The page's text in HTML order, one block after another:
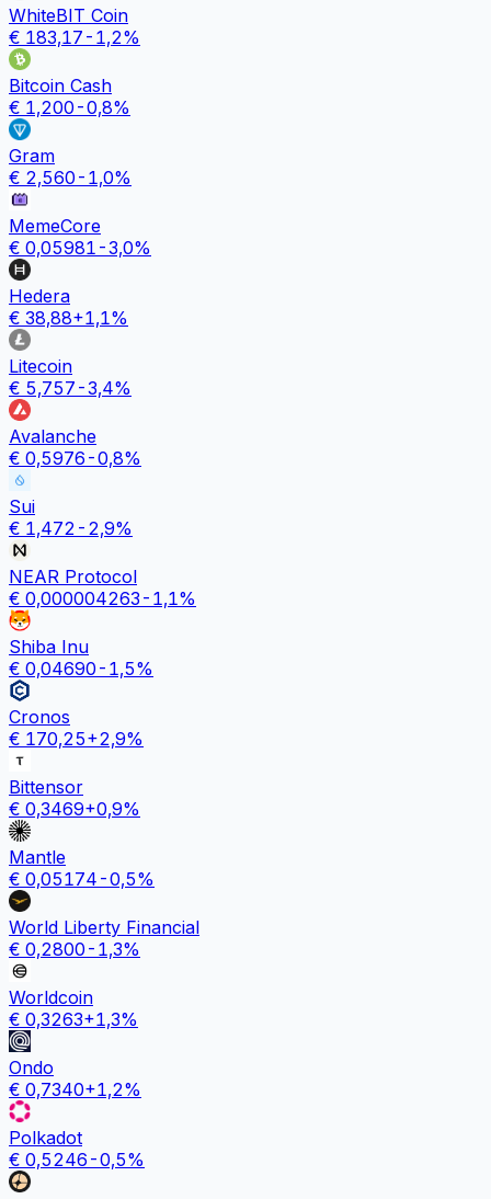
WhiteBIT Coin
€ 183,17 -1,2%
Bitcoin Cash
€ 1,200 -0,8%
Gram
€ 2,560 -1,0%
MemeCore
€ 0,05981 -3,0%
Hedera
€ 38,88+1,1%
Litecoin
€ 5,757 -3,4%
Avalanche
€ 0,5976 -0,8%
Sui
€ 1,472 -2,9%
NEAR Protocol
€ 0,000004263 -1,1%
Shiba Inu
€ 0,04690 -1,5%
Cronos
€ 170,25+2,9%
Bittensor
€ 0,3469+0,9%
Mantle
€ 0,05174 -0,5%
World Liberty Financial
€ 0,2800 -1,3%
Worldcoin
€ 0,3263+1,3%
Ondo
€ 0,7340+1,2%
Polkadot
€ 0,5246 -0,5%